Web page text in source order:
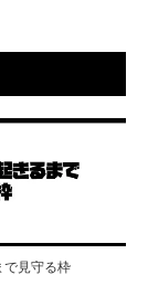
で見守る枠